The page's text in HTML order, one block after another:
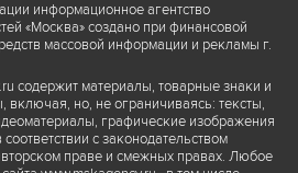
информационное агентство
«Москва» создано при финансовой
массовой информации и рекламы г.
содержит материалы, товарные знаки и
но, не ограничиваясь: тексты,
графические изображения
с законодательством
праве и смежных правах. Любое